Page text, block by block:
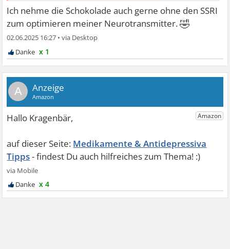
Produkt heißt Paroxetin SVM (Schoko-Vollmilch) und ist
außer der Kakao Komponente identisch dosiert.
Ich nehme die Schokolade auch gerne ohne den SSRI
zum optimieren meiner Neurotransmitter.🤣
02.06.2025 16:27 •
x 1
A
Medikamente & Antidepressiva
Tipps
x 4